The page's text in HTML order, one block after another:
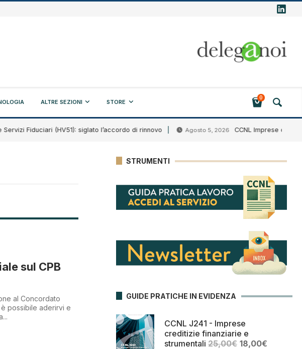
ALTRE SEZIONI STORE
0
Fiduciari (HV51): siglato l’accordo di rinnovo Agosto 5, 2026 CCNL Imprese creditizie
sul CPB
al Concordato
possibile aderirvi e
STRUMENTI
GUIDE PRATICHE IN EVIDENZA
CCNL J241 - Imprese
creditizie finanziarie e
strumentali 25,00€ Il
18,00€Il